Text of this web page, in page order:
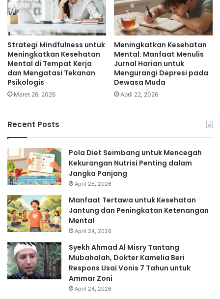
Strategi Mindfulness untuk
Meningkatkan Kesehatan
Mental di Tempat Kerja
dan Mengatasi Tekanan
Psikologis
Maret 26, 2026
Meningkatkan Kesehatan
Mental: Manfaat Menulis
Jurnal Harian untuk
Mengurangi Depresi pada
Dewasa Muda
April 22, 2026
Recent Posts
Pola Diet Seimbang untuk Mencegah
Kekurangan Nutrisi Penting dalam
Jangka Panjang
April 25, 2026
Manfaat Tertawa untuk Kesehatan
Jantung dan Peningkatan Ketenangan
Mental
April 24, 2026
Syekh Ahmad Al Misry Tantang
Mubahalah, Dokter Kamelia Beri
Respons Usai Vonis 7 Tahun untuk
Ammar Zoni
April 24, 2026